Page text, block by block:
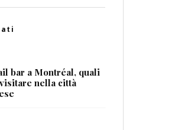
bar a Montréal, quali
nella città